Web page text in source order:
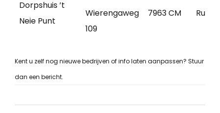
Dorpshuis ’t
Neie Punt
Wierengaweg
109
7963 CM
Kent u zelf nog nieuwe bedrijven of info laten aanpassen? Stuur
dan een bericht.